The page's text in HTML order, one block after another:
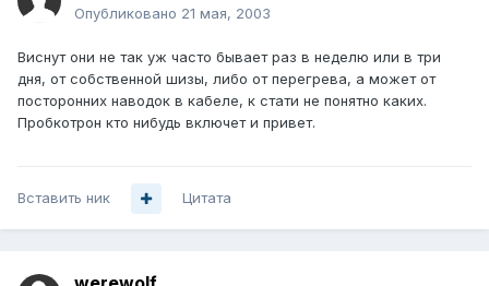
Опубликовано 21 мая, 2003
Виснут они не так уж часто бывает раз в неделю или в три
дня, от собственной шизы, либо от перегрева, а может от
посторонних наводок в кабеле, к стати не понятно каких.
Пробкотрон кто нибудь включет и привет.
Вставить ник Цитата